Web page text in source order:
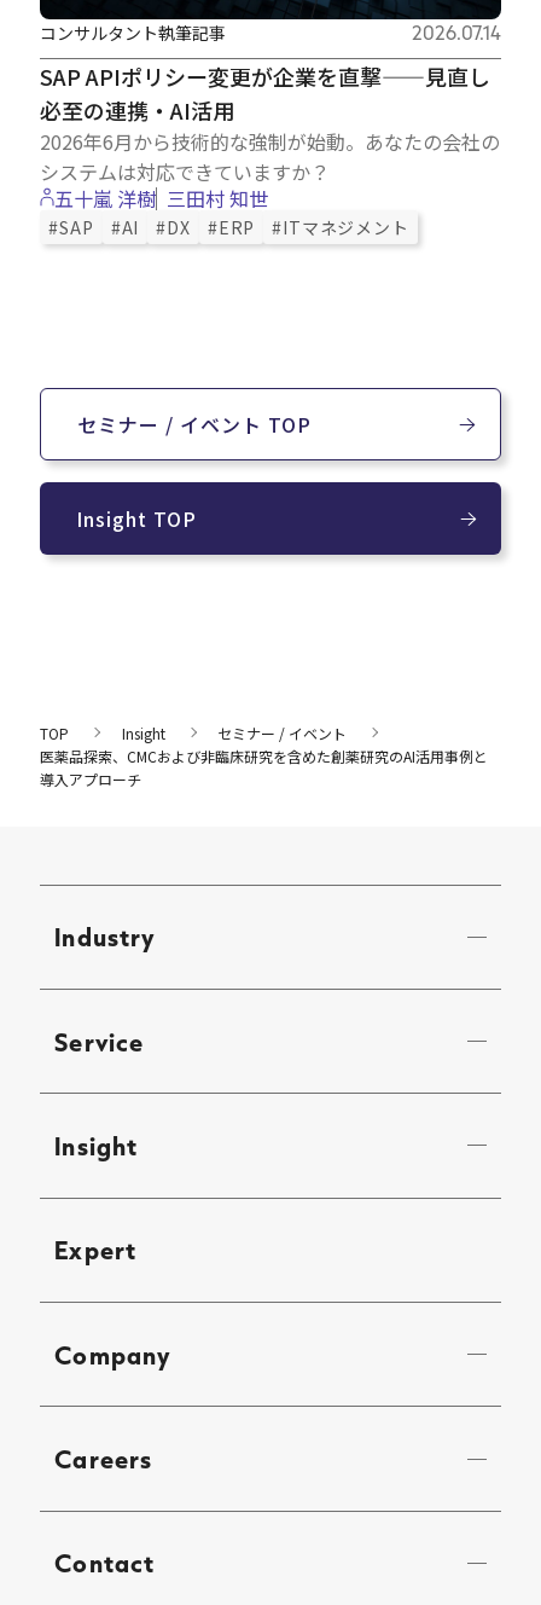
SAP APIポリシー変更が企業を直撃——見直し
必至の連携・AI活用
2026年6月から技術的な強制が始動。あなたの会社の
システムは対応できていますか？
コンサルタント執筆記事 2026.07.14
五十嵐 洋樹 三田村 知世
#SAP #AI #DX #ERP #ITマネジメント
セミナー / イベント TOP
Insight TOP
TOP Insight
セミナー / イベント
医薬品探索、CMCおよび非臨床研究を含めた創薬研究のAI活用事例と
導入アプローチ
Industry
Service
Insight
Expert
Company
Careers
Contact